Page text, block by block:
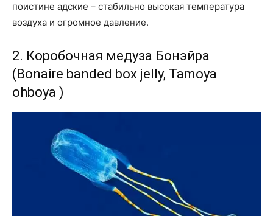
поистине адские – стабильно высокая температура
воздуха и огромное давление.
2. Коробочная медуза Бонэйра
(Bonaire banded box jelly, Tamoya
ohboya )